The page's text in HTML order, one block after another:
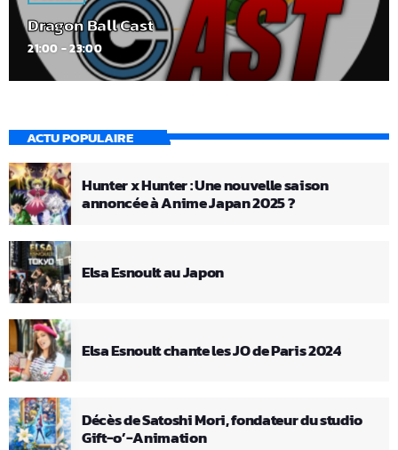
Dragon Ball Cast
21:00 - 23:00
ACTU POPULAIRE
Hunter x Hunter : Une nouvelle saison
annoncée à Anime Japan 2025 ?
Elsa Esnoult au Japon
Elsa Esnoult chante les JO de Paris 2024
Décès de Satoshi Mori, fondateur du studio
Gift-o’-Animation